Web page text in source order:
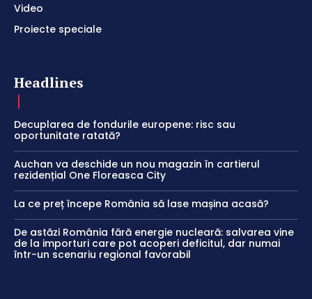
Video
Proiecte speciale
Headlines
Decuplarea de fondurile europene: risc sau
oportunitate ratată?
Auchan va deschide un nou magazin în cartierul
rezidențial One Floreasca City
La ce preț începe România să lase mașina acasă?
De astăzi România fără energie nucleară: salvarea vine
de la importuri care pot acoperi deficitul, dar numai
într-un scenariu regional favorabil